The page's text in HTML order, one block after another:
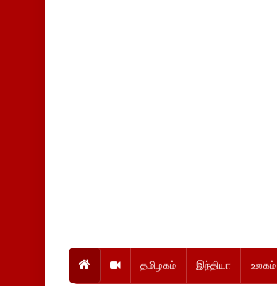
தமிழகம் இந்தியா உலகம்